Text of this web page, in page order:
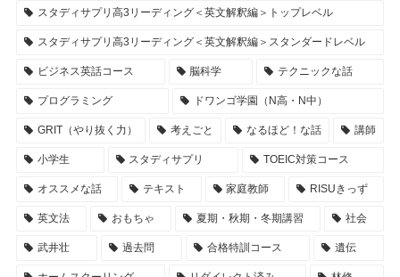
スタディサプリ高3リーディング＜英文解釈編＞トップレベル
スタディサプリ高3リーディング＜英文解釈編＞スタンダードレベル
ビジネス英話コース 脳科学 テクニックな話
プログラミング ドワンゴ学園（N高・N中）
GRIT（やり抜く力） 考えごと なるほど！な話 講師
小学生 スタディサプリ TOEIC対策コース
オススメな話 テキスト 家庭教師 RISUきっず
英文法 おもちゃ 夏期・秋期・冬期講習 社会
武井壮 過去問 合格特訓コース 遺伝